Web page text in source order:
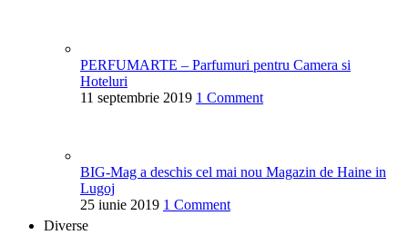
PERFUMARTE – Parfumuri pentru Camera si
Hoteluri
11 septembrie 2019 1 Comment
BIG-Mag a deschis cel mai nou Magazin de Haine in
Lugoj
25 iunie 2019 1 Comment
Diverse